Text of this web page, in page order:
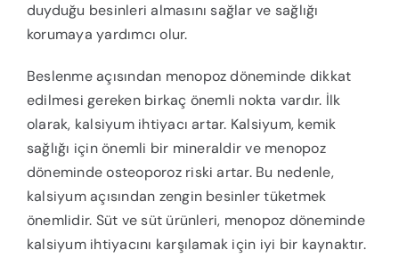
duyduğu besinleri almasını sağlar ve sağlığı
korumaya yardımcı olur.
Beslenme açısından menopoz döneminde dikkat
edilmesi gereken birkaç önemli nokta vardır. İlk
olarak, kalsiyum ihtiyacı artar. Kalsiyum, kemik
sağlığı için önemli bir mineraldir ve menopoz
döneminde osteoporoz riski artar. Bu nedenle,
kalsiyum açısından zengin besinler tüketmek
önemlidir. Süt ve süt ürünleri, menopoz döneminde
kalsiyum ihtiyacını karşılamak için iyi bir kaynaktır.